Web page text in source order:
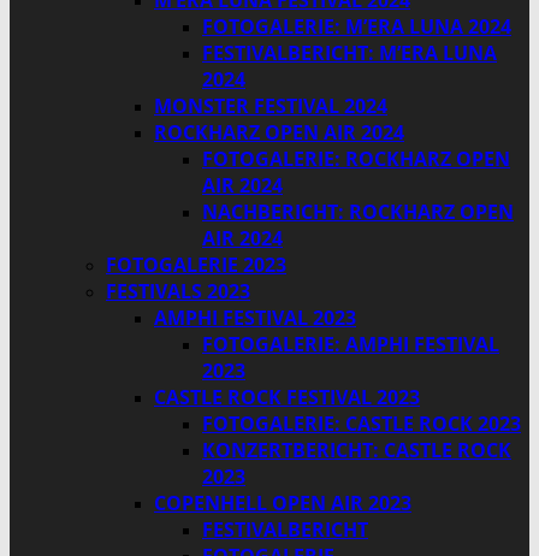
FOTOGALERIE: M’ERA LUNA 2024
FESTIVALBERICHT: M’ERA LUNA
2024
MONSTER FESTIVAL 2024
ROCKHARZ OPEN AIR 2024
FOTOGALERIE: ROCKHARZ OPEN
AIR 2024
NACHBERICHT: ROCKHARZ OPEN
AIR 2024
FOTOGALERIE 2023
FESTIVALS 2023
AMPHI FESTIVAL 2023
FOTOGALERIE: AMPHI FESTIVAL
2023
CASTLE ROCK FESTIVAL 2023
FOTOGALERIE: CASTLE ROCK 2023
KONZERTBERICHT: CASTLE ROCK
2023
COPENHELL OPEN AIR 2023
FESTIVALBERICHT